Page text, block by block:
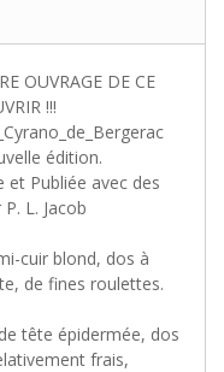
OUVRAGE DE CE
!!!
édition.
et Publiée avec des
L. Jacob
cuir blond, dos à
de fines roulettes.
tête épidermée, dos
frais,